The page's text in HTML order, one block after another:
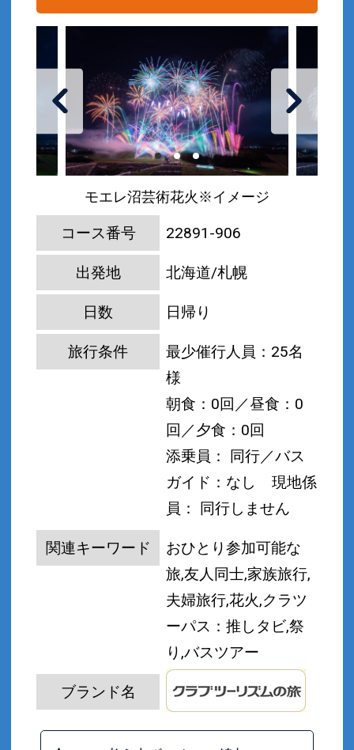
モエレ沼芸術花火※イメージ
コース番号 22891-906
出発地 北海道/札幌
日数 日帰り
旅行条件
最少催行人員：25名
様
朝食：0回／昼食：0
回／夕食：0回
添乗員： 同行／バス
ガイド：なし
現地係
員： 同行しません
関連キーワード
おひとり参加可能な
旅,友人同士,家族旅行,
夫婦旅行,花火,クラツ
ーパス：推しタビ,祭
り,バスツアー
ブランド名